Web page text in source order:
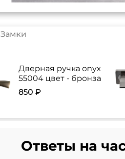
Замки
Дверная ручка onyx
55004 цвет - бронза
850 ₽
Ответы на